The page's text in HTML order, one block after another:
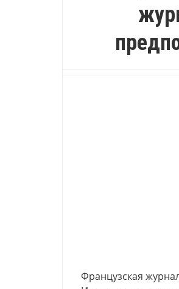
Французская